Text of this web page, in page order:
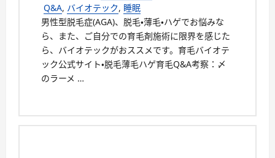
Q&A, バイオテック, 睡眠
男性型脱毛症(AGA)、脱毛・薄毛・ハゲでお悩みな
ら、また、ご自分での育毛剤施術に限界を感じた
ら、バイオテックがおススメです。育毛バイオテ
ック公式サイト・脱毛薄毛ハゲ育毛Q&A考察：〆
のラーメ …